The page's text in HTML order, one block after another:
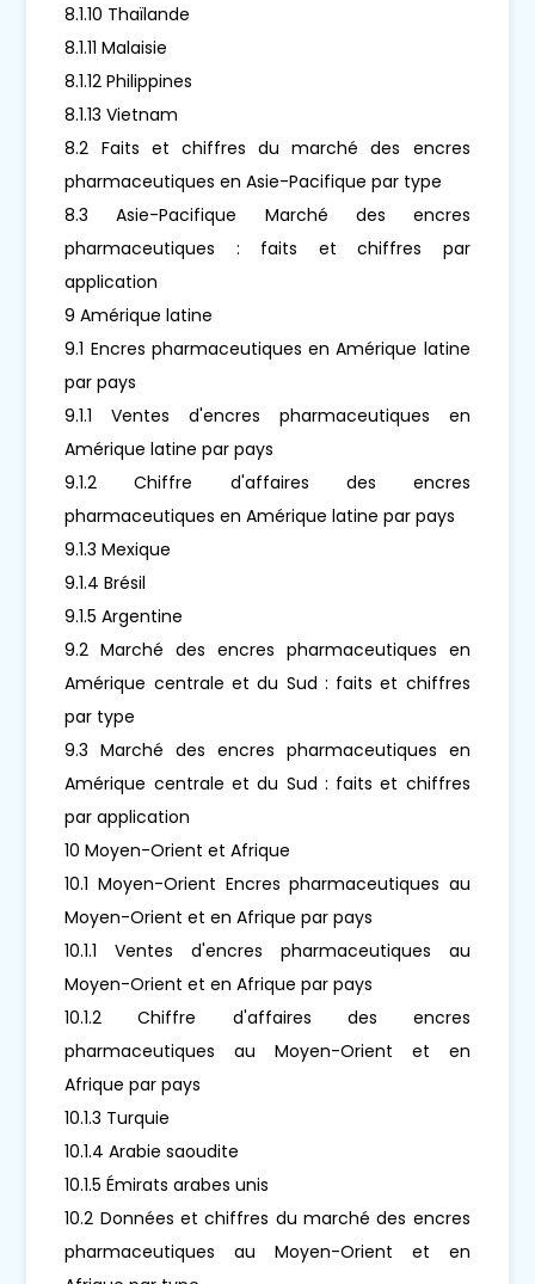
8.1.10 Thaïlande
8.1.11 Malaisie
8.1.12 Philippines
8.1.13 Vietnam
8.2 Faits et chiffres du marché des encres
pharmaceutiques en Asie-Pacifique par type
8.3 Asie-Pacifique Marché des encres
pharmaceutiques : faits et chiffres par
application
9 Amérique latine
9.1 Encres pharmaceutiques en Amérique latine
par pays
9.1.1 Ventes d'encres pharmaceutiques en
Amérique latine par pays
9.1.2 Chiffre d'affaires des encres
pharmaceutiques en Amérique latine par pays
9.1.3 Mexique
9.1.4 Brésil
9.1.5 Argentine
9.2 Marché des encres pharmaceutiques en
Amérique centrale et du Sud : faits et chiffres
par type
9.3 Marché des encres pharmaceutiques en
Amérique centrale et du Sud : faits et chiffres
par application
10 Moyen-Orient et Afrique
10.1 Moyen-Orient Encres pharmaceutiques au
Moyen-Orient et en Afrique par pays
10.1.1 Ventes d'encres pharmaceutiques au
Moyen-Orient et en Afrique par pays
10.1.2 Chiffre d'affaires des encres
pharmaceutiques au Moyen-Orient et en
Afrique par pays
10.1.3 Turquie
10.1.4 Arabie saoudite
10.1.5 Émirats arabes unis
10.2 Données et chiffres du marché des encres
pharmaceutiques au Moyen-Orient et en